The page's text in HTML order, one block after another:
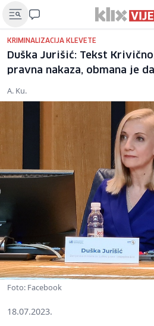
KRIMINALIZACIJA KLEVETE
Duška Jurišić: Tekst
pravna nakaza, obmana je
A. Ku.
Foto: Facebook
18.07.2023.